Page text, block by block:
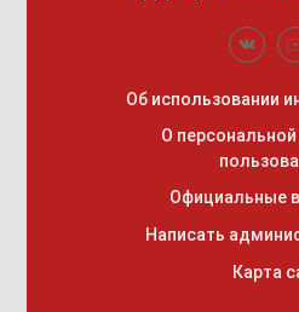
Об использовании
О
Официальные
Написать
Карта